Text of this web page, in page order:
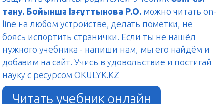
тану. Бойынша Ізғұттынова Р.О. можно читать on-
line на любом устройстве, делать пометки, не
боясь испортить странички. Если ты не нашёл
нужного учебника - напиши нам, мы его найдём и
добавим на сайт. Учись в удовольствие и постигай
науку с ресурсом OKULYK.KZ
Читать учебник онлайн